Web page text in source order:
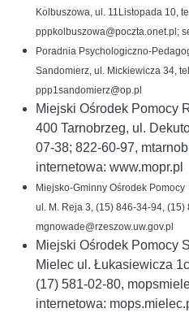
Kolbuszowa, ul. 11Listopada 10,
pppkolbuszowa@poczta.onet.pl;
Poradnia Psychologiczno-
Sandomierz, ul. Mickiewicza 34,
ppp1sandomierz@op.pl
Miejski Ośrodek Pomocy
400 Tarnobrzeg, ul.
07-38; 822-60-97,
internetowa: www.mopr.pl
Miejsko-Gminny Ośrodek
ul. M. Reja 3, (15) 846-34-94,
mgnowade@rzeszow.uw.gov.pl
Miejski Ośrodek Pomocy
Mielec ul. Łukasiewicza
(17) 581-02-80,
internetowa: